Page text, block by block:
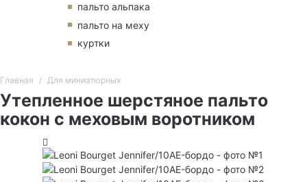
пальто альпака
пальто на меху
куртки
Главная Для миниатюрных
Утепленное шерстяное пальто
кокон с меховым воротником